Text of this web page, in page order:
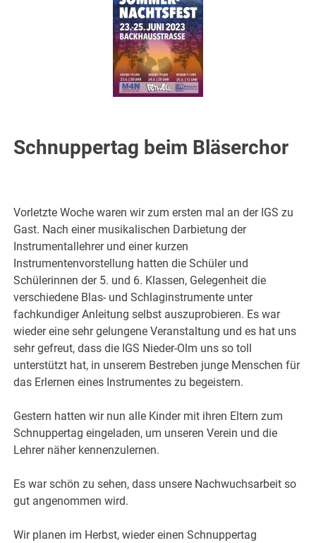
Schnuppertag beim Bläserchor
Vorletzte Woche waren wir zum ersten mal an der IGS zu
Gast. Nach einer musikalischen Darbietung der
Instrumentallehrer und einer kurzen
Instrumentenvorstellung hatten die Schüler und
Schülerinnen der 5. und 6. Klassen, Gelegenheit die
verschiedene Blas- und Schlaginstrumente unter
fachkundiger Anleitung selbst auszuprobieren. Es war
wieder eine sehr gelungene Veranstaltung und es hat uns
sehr gefreut, dass die IGS Nieder-Olm uns so toll
unterstützt hat, in unserem Bestreben junge Menschen für
das Erlernen eines Instrumentes zu begeistern.
Gestern hatten wir nun alle Kinder mit ihren Eltern zum
Schnuppertag eingeladen, um unseren Verein und die
Lehrer näher kennenzulernen.
Es war schön zu sehen, dass unsere Nachwuchsarbeit so
gut angenommen wird.
Wir planen im Herbst, wieder einen Schnuppertag